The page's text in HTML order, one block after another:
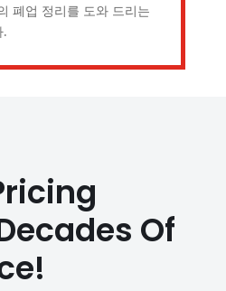
폐업 정리를 도와 드리는
.
Of